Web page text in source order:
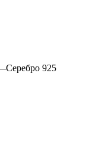
Серебро 925